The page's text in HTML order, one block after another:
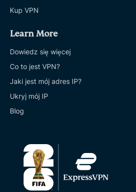
Kup VPN
Learn More
Dowiedz się więcej
Co to jest VPN?
Jaki jest mój adres IP?
Ukryj mój IP
Blog